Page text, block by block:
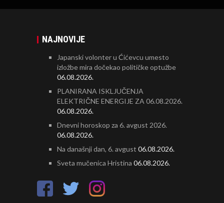
NAJNOVIJE
Japanski volonter u Ćićevcu umesto
izložbe mira dočekao političke optužbe
06.08.2026.
PLANIRANA ISKLJUČENJA
ELEKTRIČNE ENERGIJE ZA 06.08.2026.
06.08.2026.
Dnevni horoskop za 6. avgust 2026.
06.08.2026.
Na današnji dan, 6. avgust 06.08.2026.
Sveta mučenica Hristina 06.08.2026.